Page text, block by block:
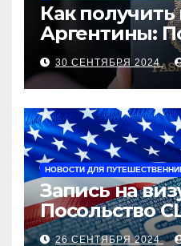
Как
Аргентины:
руководство
30 СЕНТЯБРЯ 2024
НОВОСТИ ДЛЯ
Запись на
Посольство
Пошаговое
26 СЕНТЯБРЯ 2024